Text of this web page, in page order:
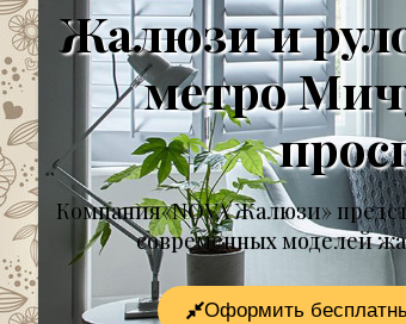
Жалюзи и
метро
Компания«NOVA Жалюзи»
современных моделей
Оформить